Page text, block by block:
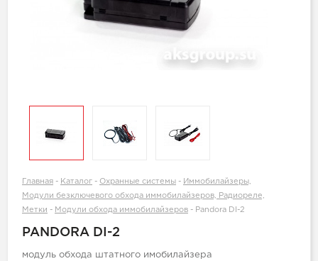
Главная - Каталог - Охранные системы - Иммобилайзеры,
Модули безключевого обхода иммобилайзеров, Радиореле,
Метки - Модули обхода иммобилайзеров - Pandora DI-2
PANDORA DI-2
модуль обхода штатного имобилайзера